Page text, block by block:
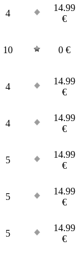
4
14.99
€
10 0 €
4
14.99
€
4
14.99
€
5
14.99
€
5
14.99
€
5
14.99
€